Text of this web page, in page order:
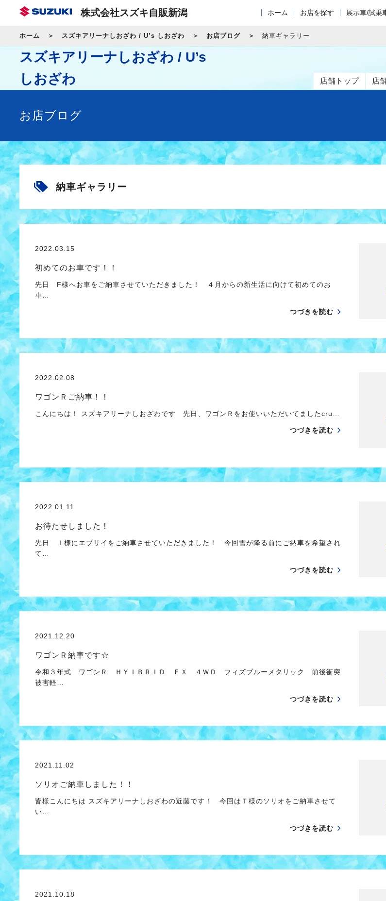
株式会社スズキ自販新潟 ホーム お店を探す 展示車/試乗
ホーム スズキアリーナしおざわ / U’s しおざわ お店ブログ 納車ギャラリー
スズキアリーナしおざわ / U’s
しおざわ
店舗トップ 店
お店ブログ
納車ギャラリー
2022.03.15
初めてのお車です！！
先日 F様へお車をご納車させていただきました！ ４月からの新生活に向けて初めてのお
車…
つづきを読む
2022.02.08
ワゴンＲご納車！！
こんにちは！ スズキアリーナしおざわです 先日、ワゴンＲをお使いいただいてましたcru…
つづきを読む
2022.01.11
お待たせしました！
先日 Ｉ様にエブリイをご納車させていただきました！ 今回雪が降る前にご納車を希望され
て…
つづきを読む
2021.12.20
ワゴンＲ納車です☆
令和３年式 ワゴンＲ ＨＹＩＢＲＩＤ ＦＸ ４ＷＤ フィズブルーメタリック 前後衝突
被害軽…
つづきを読む
2021.11.02
ソリオご納車しました！！
皆様こんにちは スズキアリーナしおざわの近藤です！ 今回はＴ様のソリオをご納車させて
い…
つづきを読む
2021.10.18